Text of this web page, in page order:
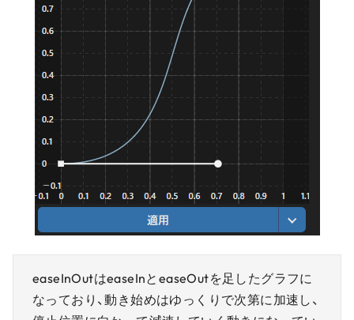
easeInOutはeaseInとeaseOutを足したグラフに
なっており、動き始めはゆっくりで次第に加速し、